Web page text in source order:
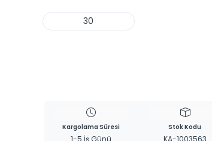
30
Kargolama Süresi
1-5 İş Günü
Stok Kodu
KA-1003563